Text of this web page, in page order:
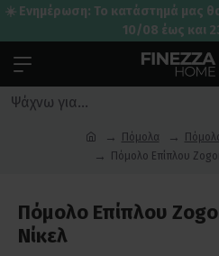
☀️ Ενημέρωση: Το κατάστημά μας
10/08 έως και
Πόμολα
Πόμολο Επίπλου
Πόμολο Επίπλου
Νίκελ